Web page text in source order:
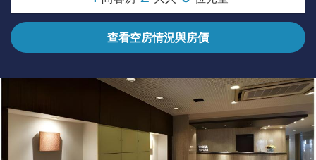
查看空房情況與房價